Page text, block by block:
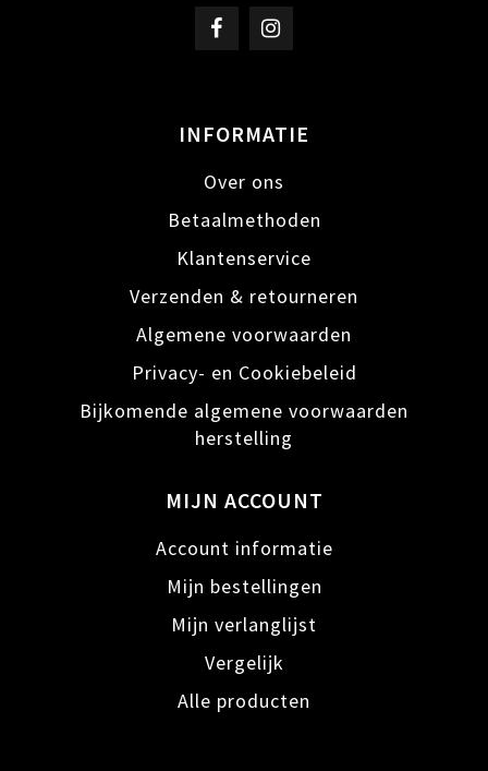
INFORMATIE
Over ons
Betaalmethoden
Klantenservice
Verzenden & retourneren
Algemene voorwaarden
Privacy- en Cookiebeleid
Bijkomende algemene voorwaarden
herstelling
MIJN ACCOUNT
Account informatie
Mijn bestellingen
Mijn verlanglijst
Vergelijk
Alle producten